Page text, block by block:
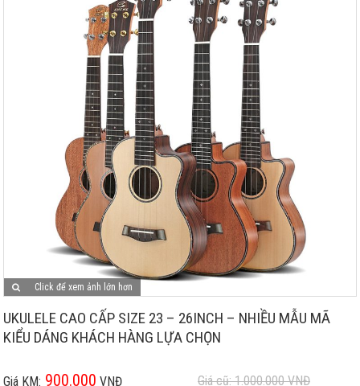
Click để xem ảnh lớn hơn
UKULELE CAO CẤP SIZE 23 – 26INCH – NHIỀU MẪU MÃ
KIỂU DÁNG KHÁCH HÀNG LỰA CHỌN
Giá KM: 900.000 VNĐ Giá cũ: 1.000.000VNĐ